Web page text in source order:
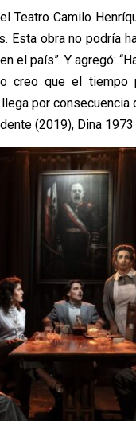
Teatro Camilo
Esta obra no podría
el país”. Y agregó:
creo que el
por
(2019), Dina